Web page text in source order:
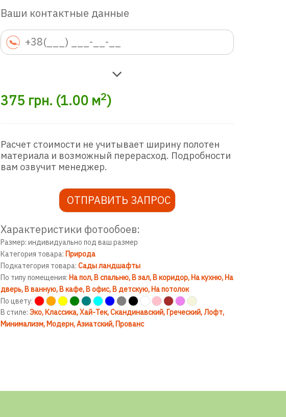
Ваши контактные данные
375 грн. (1.00м2)
Расчет стоимости не учитывает ширину полотен
материала и возможный перерасход. Подробности
вам озвучит менеджер.
ОТПРАВИТЬ ЗАПРОС
Характеристики фотообоев:
Размер: индивидуально под ваш размер
Категория товара: Природа
Подкатегория товара: Сады ландшафты
По типу помещения: На пол В спальню В зал В коридор На кухню На
дверь В ванную В кафе В офис В детскую На потолок
По цвету:
В стиле: Эко Классика Хай-Тек Скандинавский Греческий Лофт
Минимализм Модерн Азиатский Прованс